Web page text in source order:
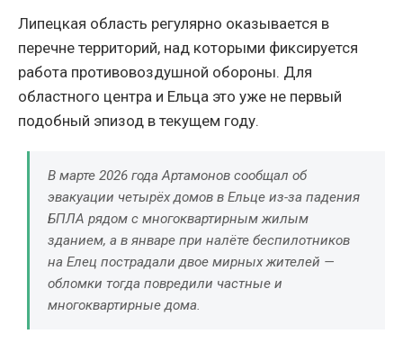
Липецкая область регулярно оказывается в
перечне территорий, над которыми фиксируется
работа противовоздушной обороны. Для
областного центра и Ельца это уже не первый
подобный эпизод в текущем году.
В марте 2026 года Артамонов сообщал об
эвакуации четырёх домов в Ельце из-за падения
БПЛА рядом с многоквартирным жилым
зданием, а в январе при налёте беспилотников
на Елец пострадали двое мирных жителей —
обломки тогда повредили частные и
многоквартирные дома.